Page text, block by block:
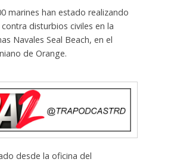
marines han estado realizando
disturbios civiles en la
Navales Seal Beach, en el
de Orange.
desde la oficina del